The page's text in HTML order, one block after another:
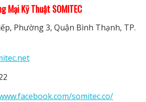
Mại Kỹ Thuật SOMITEC
Phường 3, Quận Bình Thạnh, TP.
somitec.co/